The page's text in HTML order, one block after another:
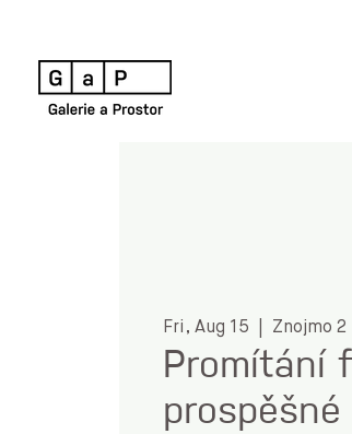
Fri, Aug 15 Znojmo 2
Promítání
prospěšné